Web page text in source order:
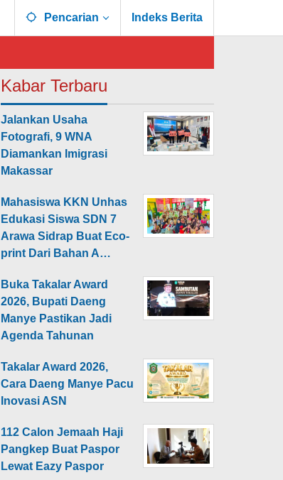
Pencarian Indeks Berita
Kabar Terbaru
Jalankan Usaha
Fotografi, 9 WNA
Diamankan Imigrasi
Makassar
Mahasiswa KKN Unhas
Edukasi Siswa SDN 7
Arawa Sidrap Buat Eco-
print Dari Bahan A…
Buka Takalar Award
2026, Bupati Daeng
Manye Pastikan Jadi
Agenda Tahunan
Takalar Award 2026,
Cara Daeng Manye Pacu
Inovasi ASN
112 Calon Jemaah Haji
Pangkep Buat Paspor
Lewat Eazy Paspor